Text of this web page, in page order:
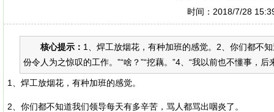
时间：2018/7/28
核心提示： 1、焊工放烟花，有种加班的感觉。2、你们都不
份令人为之惊叹的工作。”“啥？”“挖藕。”4、“我以前也不懂事，
1、焊工放烟花，有种加班的感觉。
2、你们都不知道我们领导每天有多辛苦，骂人都骂出咽炎了。